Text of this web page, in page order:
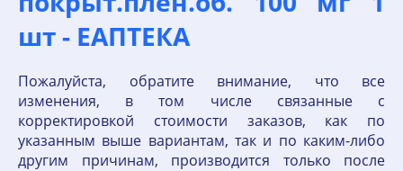
шт - ЕАПТЕКА
Пожалуйста, обратите внимание, что все
изменения, в том числе связанные с
корректировкой стоимости заказов, как по
указанным выше вариантам, так и по каким-либо
другим причинам, производится только после